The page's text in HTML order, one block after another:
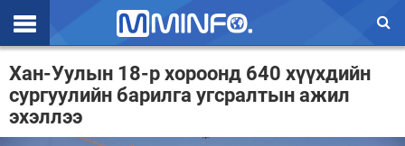
Эхлэл
Цаг агаар
Валют ханш
Хан-Уулын 18-р хороонд 640 хүүхдийн
сургуулийн барилга угсралтын ажил
эхэллээ